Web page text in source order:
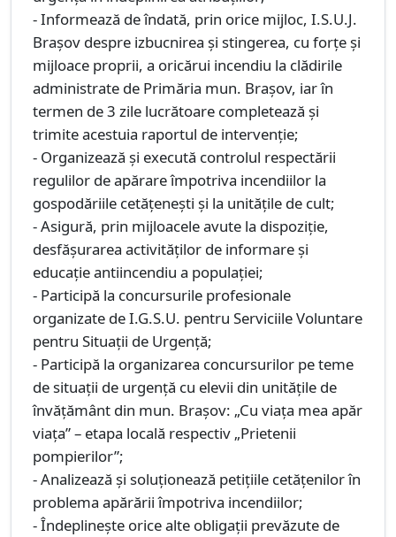
- Informează de îndată, prin orice mijloc, I.S.U.J.
Brașov despre izbucnirea şi stingerea, cu forţe şi
mijloace proprii, a oricărui incendiu la clădirile
administrate de Primăria mun. Brașov, iar în
termen de 3 zile lucrătoare completează şi
trimite acestuia raportul de intervenţie;
- Organizează şi execută controlul respectării
regulilor de apărare împotriva incendiilor la
gospodăriile cetăţeneşti și la unitățile de cult;
- Asigură, prin mijloacele avute la dispoziţie,
desfăşurarea activităţilor de informare şi
educaţie antiincendiu a populaţiei;
- Participă la concursurile profesionale
organizate de I.G.S.U. pentru Serviciile Voluntare
pentru Situații de Urgenţă;
- Participă la organizarea concursurilor pe teme
de situații de urgență cu elevii din unitățile de
învățământ din mun. Brașov: „Cu viața mea apăr
viața” – etapa locală respectiv „Prietenii
pompierilor”;
- Analizează şi soluţionează petiţiile cetăţenilor în
problema apărării împotriva incendiilor;
- Îndeplineşte orice alte obligaţii prevăzute de